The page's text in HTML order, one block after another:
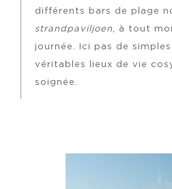
différents bars de plage
strandpaviljoen, à tout
journée. Ici pas de
véritables lieux de vie
soignée.